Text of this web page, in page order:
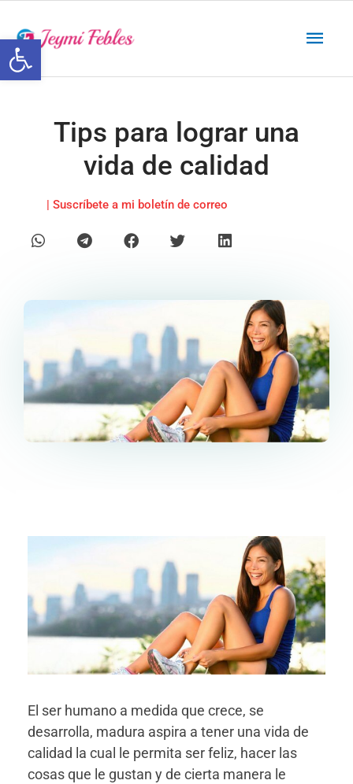
contenido
Tips para lograr una
vida de calidad
| Suscríbete a mi boletín de correo
El ser humano a medida que crece, se
desarrolla, madura aspira a tener una vida de
calidad la cual le permita ser feliz, hacer las
cosas que le gustan y de cierta manera le
Abrir barra de herramientas